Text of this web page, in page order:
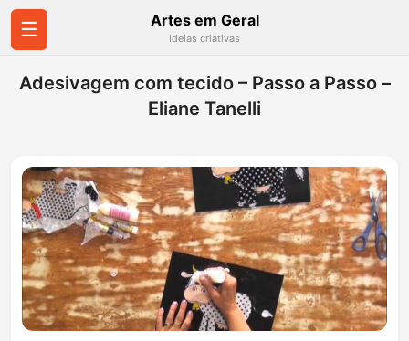
☰ Artes em Geral
Ideias criativas
Adesivagem com tecido – Passo a Passo –
Eliane Tanelli